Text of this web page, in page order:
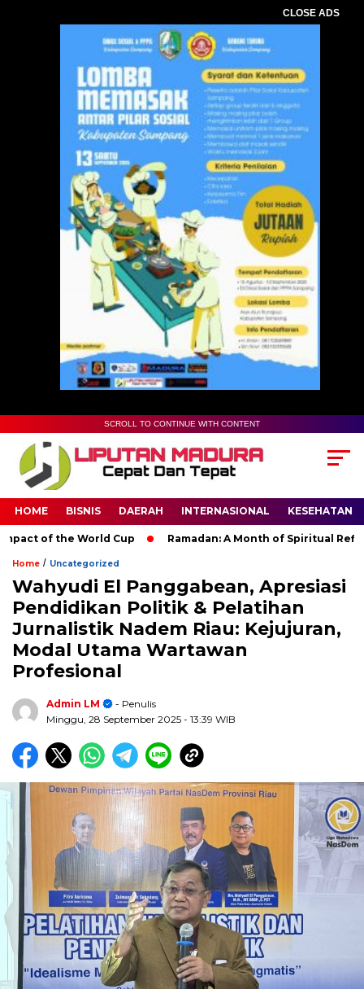
CLOSE ADS
SCROLL TO CONTINUE WITH CONTENT
HOME BISNIS DAERAH INTERNASIONAL KESEHATAN
of the World Cup Ramadan: A Month of Spiritual
Home / Uncategorized
Wahyudi El Panggabean, Apresiasi
Pendidikan Politik & Pelatihan
Jurnalistik Nadem Riau: Kejujuran,
Modal Utama Wartawan
Profesional
Admin LM
- Penulis
Minggu, 28 September 2025 - 13:39 WIB